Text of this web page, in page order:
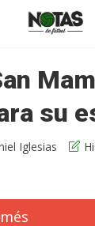
su
Iglesias